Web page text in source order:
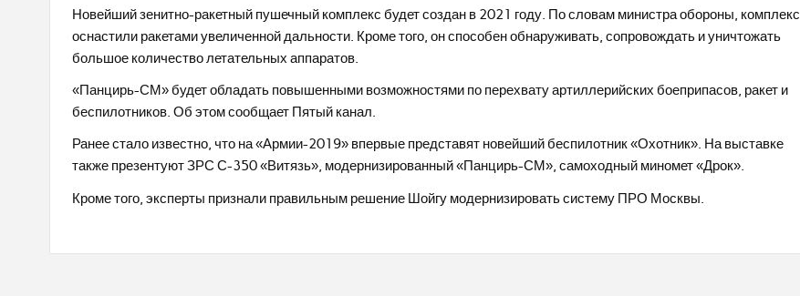
Новейший зенитно-ракетный пушечный комплекс будет создан в 2021 году. По словам министра обороны, комплекс
оснастили ракетами увеличенной дальности. Кроме того, он способен обнаруживать, сопровождать и уничтожать
большое количество летательных аппаратов.
«Панцирь-СМ» будет обладать повышенными возможностями по перехвату артиллерийских боеприпасов, ракет и
беспилотников. Об этом сообщает Пятый канал.
Ранее стало известно, что на «Армии-2019» впервые представят новейший беспилотник «Охотник». На выставке
также презентуют ЗРС С-350 «Витязь», модернизированный «Панцирь-СМ», самоходный миномет «Дрок».
Кроме того, эксперты признали правильным решение Шойгу модернизировать систему ПРО Москвы.